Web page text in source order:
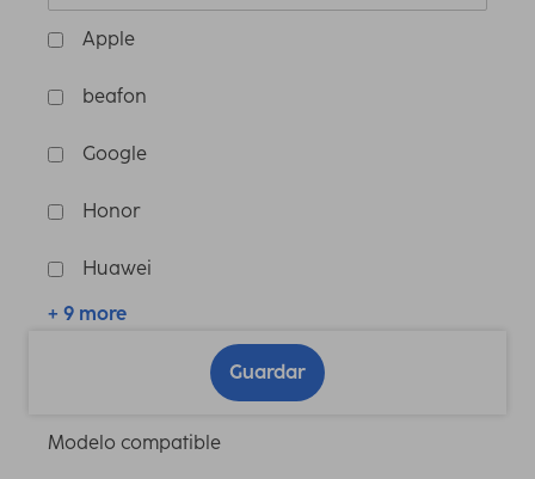
Apple
beafon
Google
Honor
Huawei
+ 9 more
Guardar
Modelo compatible